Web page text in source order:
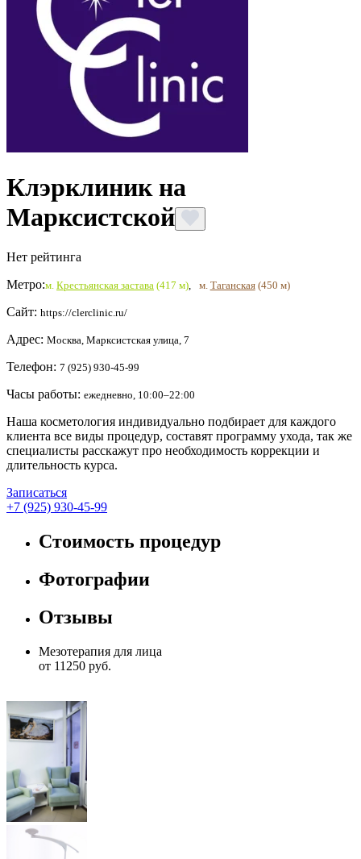
Клэрклиник на
Марксистской
Нет рейтинга
Метро:м. Крестьянская застава (417 м) м. Таганская(450 м)
Сайт: https://clerclinic.ru/
Адрес: Москва, Марксистская улица, 7
Телефон: 7 (925) 930-45-99
Часы работы: ежедневно, 10:00–22:00
Наша косметология индивидуально подбирает для каждого
клиента все виды процедур, составят программу ухода, так же
специалисты расскажут про необходимость коррекции и
длительность курса.
Записаться
+7 (925) 930-45-99
Стоимость процедур
Фотографии
Отзывы
Мезотерапия для лица
от 11250 руб.